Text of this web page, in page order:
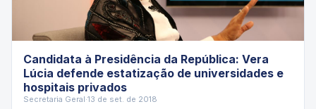
Candidata à Presidência da República: Vera
Lúcia defende estatização de universidades e
hospitais privados
Secretaria Geral·13 de set. de 2018